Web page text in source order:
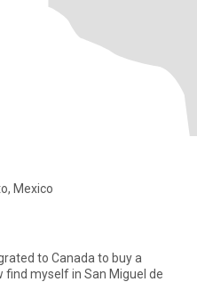
Mexico
to Canada to buy a
find myself in San Miguel de